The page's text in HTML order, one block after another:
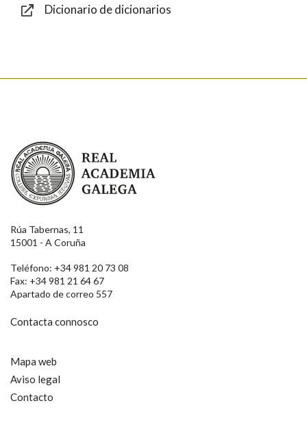
Dicionario de dicionarios
Real Academia Galega
Rúa Tabernas, 11
15001 - A Coruña
Teléfono: +34 981 20 73 08
Fax: +34 981 21 64 67
Apartado de correo 557
Contacta connosco
Mapa web
Aviso legal
Contacto